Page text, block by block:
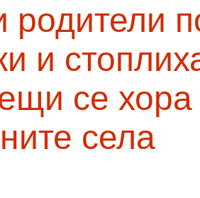
родители
и
се
села